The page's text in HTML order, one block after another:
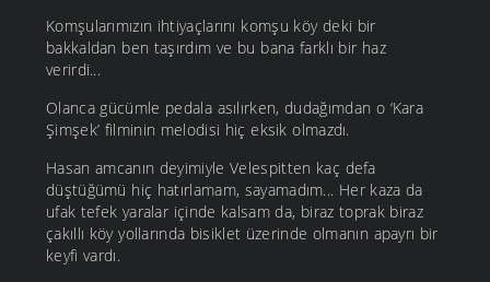
Komşularımızın ihtiyaçlarını komşu köy deki bir
bakkaldan ben taşırdım ve bu bana farklı bir haz
verirdi...
Olanca gücümle pedala asılırken, dudağımdan o ‘Kara
Şimşek’ filminin melodisi hiç eksik olmazdı.
Hasan amcanın deyimiyle Velespitten kaç defa
düştüğümü hiç hatırlamam, sayamadım... Her kaza da
ufak tefek yaralar içinde kalsam da, biraz toprak biraz
çakıllı köy yollarında bisiklet üzerinde olmanın apayrı bir
keyfi vardı.